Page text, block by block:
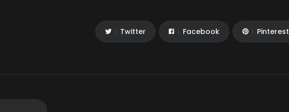
Twitter Facebook Pinterest